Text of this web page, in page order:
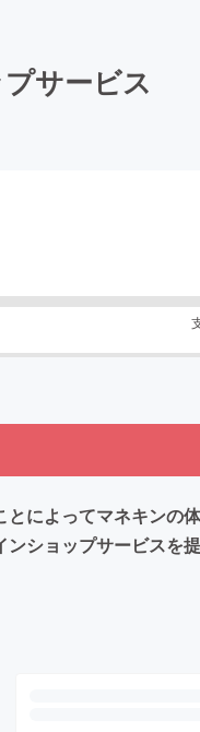
サービス
によってマネキンの
ショップサービスを提